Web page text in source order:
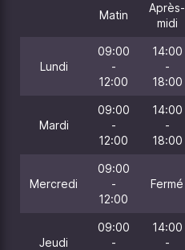
Matin
Après-
midi
Lundi
09:00
-
12:00
14:00
-
18:00
Mardi
09:00
-
12:00
14:00
-
18:00
Mercredi
09:00
-
12:00
Fermé
Jeudi
09:00
-
14:00
-